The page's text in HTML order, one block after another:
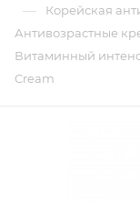
— Корейская
Антивозрастные
Витаминный
Cream